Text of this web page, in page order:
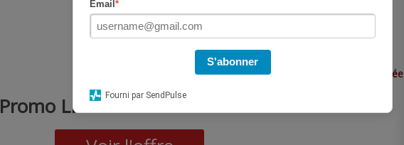
Promo Vérifiée
Promo LIDL : 5€ de réduction ?
Email *
S'abonner
Fourni par SendPulse